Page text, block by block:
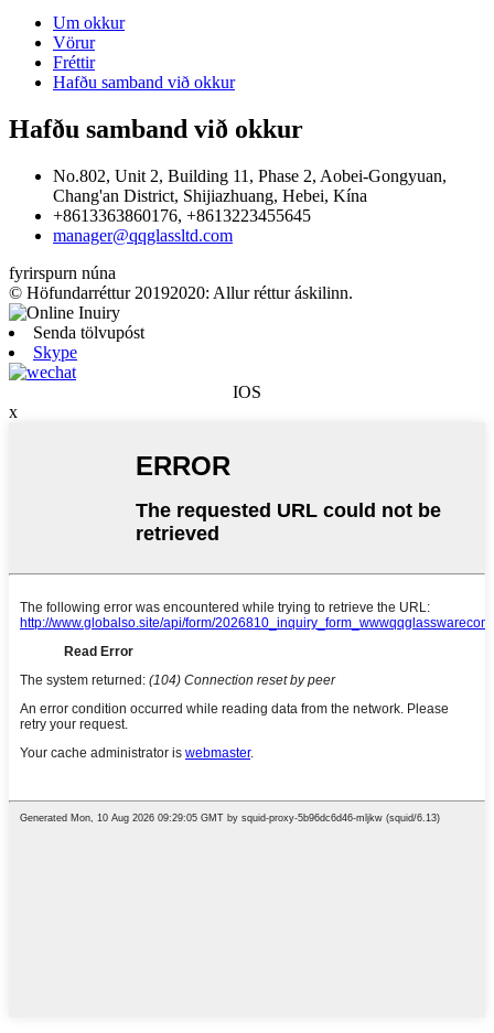
Um okkur
Vörur
Fréttir
Hafðu samband við okkur
Hafðu samband við okkur
No.802, Unit 2, Building 11, Phase 2, Aobei-Gongyuan,
Chang'an District, Shijiazhuang, Hebei, Kína
+8613363860176, +8613223455645
manager@qqglassltd.com
fyrirspurn núna
© Höfundarréttur 20192020: Allur réttur áskilinn.
Senda tölvupóst
Skype
IOS
x